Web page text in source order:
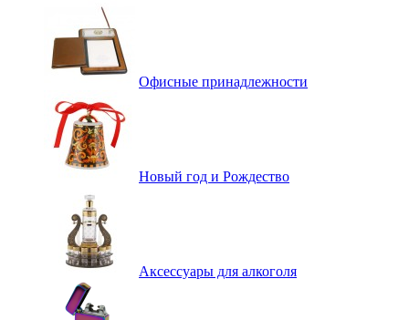
Офисные принадлежности
Новый год и Рождество
Аксессуары для алкоголя